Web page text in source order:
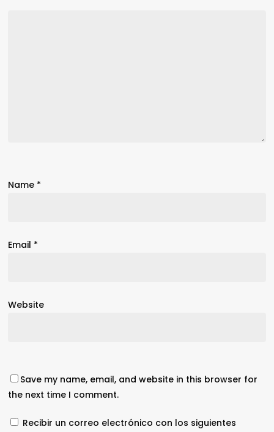
Name *
Email *
Website
Save my name, email, and website in this browser for
the next time I comment.
Recibir un correo electrónico con los siguientes